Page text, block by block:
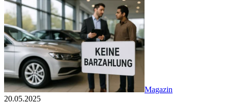
Magazin
20.05.2025